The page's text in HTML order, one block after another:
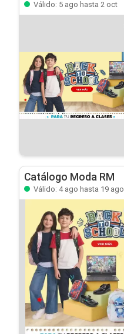
Válido: 5 ago hasta 2 oct
Catálogo Moda RM
Válido: 4 ago hasta 19 ago